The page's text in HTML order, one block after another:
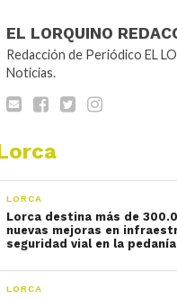
EL LORQUINO
Redacción de Periódico EL
Noticias.
LORCA
Lorca destina más de
nuevas mejoras en
seguridad vial en la
LORCA